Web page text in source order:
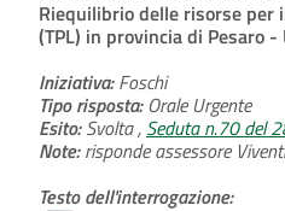
Riequilibrio delle risorse per
(TPL) in provincia di Pesaro -
Iniziativa:Foschi
Tipo risposta:Orale Urgente
Esito:Svolta , Seduta n.70 del
Note:risponde assessore Viventi
Testo dell'interrogazione: